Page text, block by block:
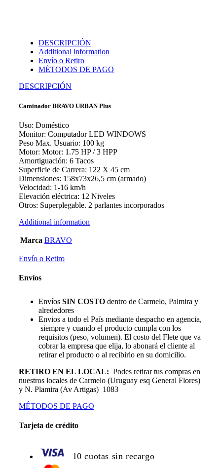
DESCRIPCIÓN
Additional information
Envío o Retiro
MÉTODOS DE PAGO
DESCRIPCIÓN
Caminador BRAVO URBAN Plus
Uso: Doméstico
Monitor: Computador LED WINDOWS
Peso Max. Usuario: 100 kg
Motor: Motor: 1.75 HP / 3 HPP
Amortiguación: 6 Tacos
Superficie de Carrera: 122 X 45 cm
Dimensiones: 158x73x26,5 cm (armado)
Velocidad: 1-16 km/h
Elevación eléctrica: 12 Niveles
Otros: Superplegable. 2 parlantes incorporados
Additional information
Marca BRAVO
Envío o Retiro
Envíos
Envíos SIN COSTO dentro de Carmelo, Palmira y
alrededores
Envios a todo el País mediante despacho en agencia,
siempre y cuando el producto cumpla con los
requisitos (peso, volumen). El costo del Flete que va
cobrar la empresa que elija, lo abonará el cliente al
retirar el producto o al recibirlo en su domicilio.
RETIRO EN EL LOCAL: Podes retirar tus compras en
nuestros locales de Carmelo (Uruguay esq General Flores)
y N. Plamira (Av Artigas) 1083
MÉTODOS DE PAGO
Tarjeta de crédito
10 cuotas sin recargo